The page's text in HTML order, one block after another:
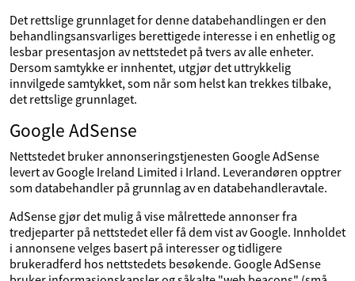
Det rettslige grunnlaget for denne databehandlingen er den
behandlingsansvarliges berettigede interesse i en enhetlig og
lesbar presentasjon av nettstedet på tvers av alle enheter.
Dersom samtykke er innhentet, utgjør det uttrykkelig
innvilgede samtykket, som når som helst kan trekkes tilbake,
det rettslige grunnlaget.
Google AdSense
Nettstedet bruker annonseringstjenesten Google AdSense
levert av Google Ireland Limited i Irland. Leverandøren opptrer
som databehandler på grunnlag av en databehandleravtale.
AdSense gjør det mulig å vise målrettede annonser fra
tredjeparter på nettstedet eller få dem vist av Google. Innholdet
i annonsene velges basert på interesser og tidligere
brukeradferd hos nettstedets besøkende. Google AdSense